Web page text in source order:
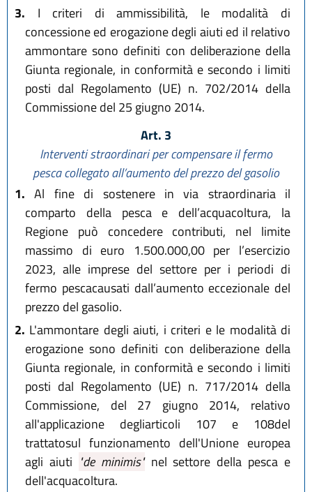
3. I criteri di ammissibilità, le modalità di
concessione ed erogazione degli aiuti ed il relativo
ammontare sono definiti con deliberazione della
Giunta regionale, in conformità e secondo i limiti
posti dal Regolamento (UE) n. 702/2014 della
Commissione del 25 giugno 2014.
Art. 3
Interventi straordinari per compensare il fermo
pesca collegato all’aumento del prezzo del gasolio
1. Al fine di sostenere in via straordinaria il
comparto della pesca e dell’acquacoltura, la
Regione può concedere contributi, nel limite
massimo di euro 1.500.000,00 per l’esercizio
2023, alle imprese del settore per i periodi di
fermo pescacausati dall’aumento eccezionale del
prezzo del gasolio.
2. L'ammontare degli aiuti, i criteri e le modalità di
erogazione sono definiti con deliberazione della
Giunta regionale, in conformità e secondo i limiti
posti dal Regolamento (UE) n. 717/2014 della
Commissione, del 27 giugno 2014, relativo
all'applicazione degliarticoli 107 e 108del
trattatosul funzionamento dell'Unione europea
agli aiuti "de minimis" nel settore della pesca e
dell'acquacoltura.